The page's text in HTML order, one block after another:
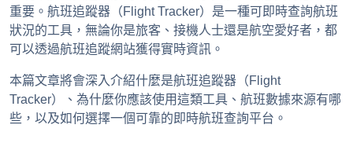
重要。航班追蹤器（Flight Tracker）是一種可即時查詢航班
狀況的工具，無論你是旅客、接機人士還是航空愛好者，都
可以透過航班追蹤網站獲得實時資訊。
本篇文章將會深入介紹什麼是航班追蹤器（Flight
Tracker）、為什麼你應該使用這類工具、航班數據來源有哪
些，以及如何選擇一個可靠的即時航班查詢平台。